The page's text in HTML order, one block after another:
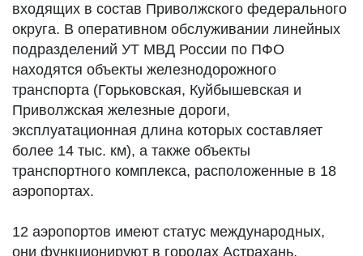
входящих в состав Приволжского федерального
округа. В оперативном обслуживании линейных
подразделений УТ МВД России по ПФО
находятся объекты железнодорожного
транспорта (Горьковская, Куйбышевская и
Приволжская железные дороги,
эксплуатационная длина которых составляет
более 14 тыс. км), а также объекты
транспортного комплекса, расположенные в 18
аэропортах.
12 аэропортов имеют статус международных,
они функционируют в городах Астрахань,